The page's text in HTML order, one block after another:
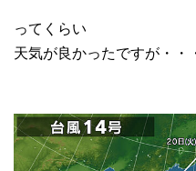
ってくらい
天気が良かったですが・・